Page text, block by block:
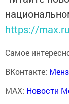
https://
Самое
ВКонтакте:
MAX: Новости